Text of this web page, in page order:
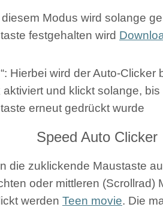
diesem Modus wird solange
festgehalten wird
Hierbei wird der Auto-Clicker
aktiviert und klickt solange, bis
erneut gedrückt wurde
die zuklickende Maustaste
oder mittleren (Scrollrad)
werden Teen movie. Die